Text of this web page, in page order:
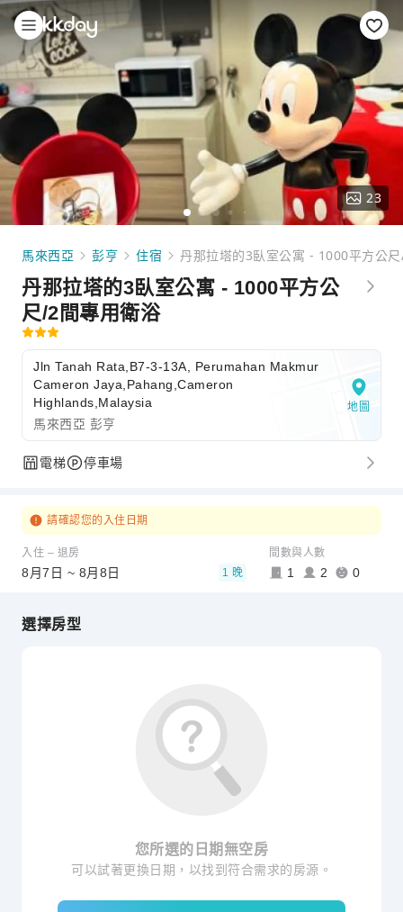
23
馬來西亞 彭亨 住宿 丹那拉塔的3臥室公寓 - 1000平方公
丹那拉塔的3臥室公寓 - 1000平方公
尺/2間專用衛浴
Jln Tanah Rata,B7-3-13A, Perumahan Makmur
Cameron Jaya,Pahang,Cameron
Highlands,Malaysia
馬來西亞 彭亨
地圖
電梯 停車場
請確認您的入住日期
入住 – 退房
8月7日 ~ 8月8日 1 晚
間數與人數
1 2 0
選擇房型
您所選的日期無空房
可以試著更換日期，以找到符合需求的房源。